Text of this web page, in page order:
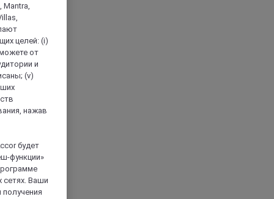
Mantra,
целей: (i)
от
и
(v)
нажав
будет
функции»
сетях. Ваши